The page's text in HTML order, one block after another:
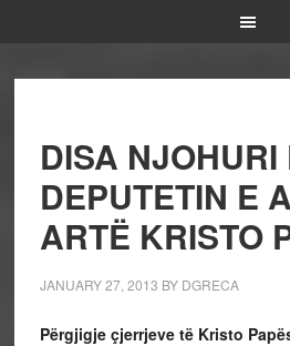
DISA NJOHURI
DEPUTETIN E
ARTË KRISTO
JANUARY 27, 2013 BY DGRECA
Përgjigje çjerrjeve të Kristo